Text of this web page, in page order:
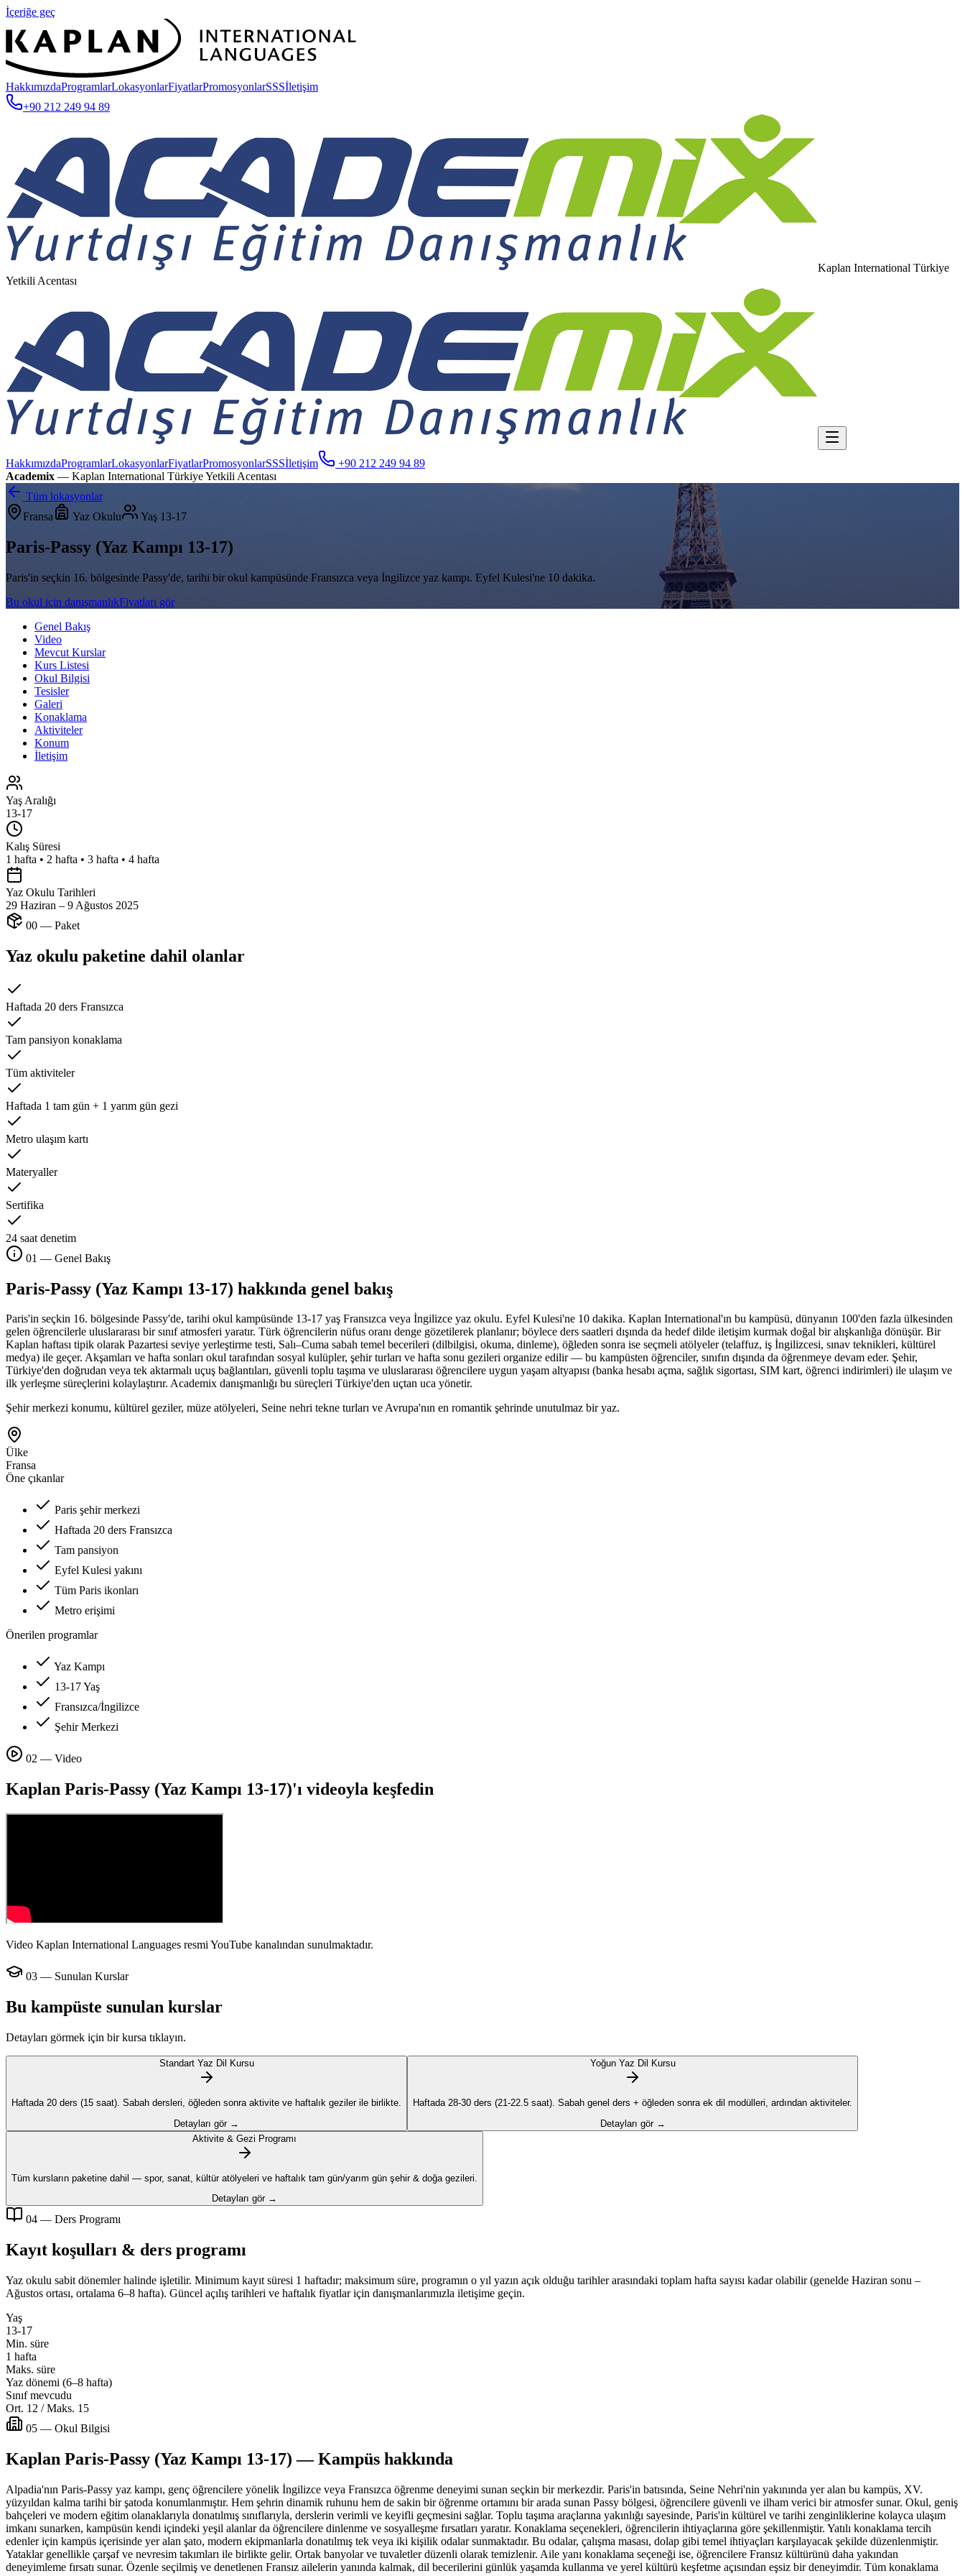
İçeriğe geç
HakkımızdaProgramlarLokasyonlarFiyatlarPromosyonlarSSSİletişim
+90 212 249 94 89
Kaplan International Türkiye
Yetkili Acentası
HakkımızdaProgramlarLokasyonlarFiyatlarPromosyonlarSSSİletişim
+90 212 249 94 89
Academix — Kaplan International Türkiye Yetkili Acentası
Tüm lokasyonlar
Fransa
Yaz Okulu Yaş 13-17
Paris-Passy (Yaz Kampı 13-17)
Paris'in seçkin 16. bölgesinde Passy'de, tarihi bir okul kampüsünde Fransızca veya İngilizce yaz kampı. Eyfel Kulesi'ne 10 dakika.
Bu okul için danışmanlıkFiyatları gör
Genel Bakış
Video
Mevcut Kurslar
Kurs Listesi
Okul Bilgisi
Tesisler
Galeri
Konaklama
Aktiviteler
Konum
İletişim
Yaş Aralığı
13-17
Kalış Süresi
1 hafta • 2 hafta • 3 hafta • 4 hafta
Yaz Okulu Tarihleri
29 Haziran – 9 Ağustos 2025
00 — Paket
Yaz okulu paketine dahil olanlar
Haftada 20 ders Fransızca
Tam pansiyon konaklama
Tüm aktiviteler
Haftada 1 tam gün + 1 yarım gün gezi
Metro ulaşım kartı
Materyaller
Sertifika
24 saat denetim
01 — Genel Bakış
Paris-Passy (Yaz Kampı 13-17) hakkında genel bakış
Paris'in seçkin 16. bölgesinde Passy'de, tarihi okul kampüsünde 13-17 yaş Fransızca veya İngilizce yaz okulu. Eyfel Kulesi'ne 10 dakika. Kaplan International'ın bu kampüsü, dünyanın 100'den fazla ülkesinden
gelen öğrencilerle uluslararası bir sınıf atmosferi yaratır. Türk öğrencilerin nüfus oranı denge gözetilerek planlanır; böylece ders saatleri dışında da hedef dilde iletişim kurmak doğal bir alışkanlığa dönüşür. Bir
Kaplan haftası tipik olarak Pazartesi seviye yerleştirme testi, Salı–Cuma sabah temel becerileri (dilbilgisi, okuma, dinleme), öğleden sonra ise seçmeli atölyeler (telaffuz, iş İngilizcesi, sınav teknikleri, kültürel
medya) ile geçer. Akşamları ve hafta sonları okul tarafından sosyal kulüpler, şehir turları ve hafta sonu gezileri organize edilir — bu kampüsten öğrenciler, sınıfın dışında da öğrenmeye devam eder. Şehir,
Türkiye'den doğrudan veya tek aktarmalı uçuş bağlantıları, güvenli toplu taşıma ve uluslararası öğrencilere uygun yaşam altyapısı (banka hesabı açma, sağlık sigortası, SIM kart, öğrenci indirimleri) ile ulaşım ve
ilk yerleşme süreçlerini kolaylaştırır. Academix danışmanlığı bu süreçleri Türkiye'den uçtan uca yönetir.
Şehir merkezi konumu, kültürel geziler, müze atölyeleri, Seine nehri tekne turları ve Avrupa'nın en romantik şehrinde unutulmaz bir yaz.
Ülke
Fransa
Öne çıkanlar
Paris şehir merkezi
Haftada 20 ders Fransızca
Tam pansiyon
Eyfel Kulesi yakını
Tüm Paris ikonları
Metro erişimi
Önerilen programlar
Yaz Kampı
13-17 Yaş
Fransızca/İngilizce
Şehir Merkezi
02 — Video
Kaplan Paris-Passy (Yaz Kampı 13-17)'ı videoyla keşfedin
Video Kaplan International Languages resmi YouTube kanalından sunulmaktadır.
03 — Sunulan Kurslar
Bu kampüste sunulan kurslar
Detayları görmek için bir kursa tıklayın.
Standart Yaz Dil Kursu
Haftada 20 ders (15 saat). Sabah dersleri, öğleden sonra aktivite ve haftalık geziler ile birlikte.
Detayları gör →
Yoğun Yaz Dil Kursu
Haftada 28-30 ders (21-22.5 saat). Sabah genel ders + öğleden sonra ek dil modülleri, ardından aktiviteler.
Detayları gör →
Aktivite & Gezi Programı
Tüm kursların paketine dahil — spor, sanat, kültür atölyeleri ve haftalık tam gün/yarım gün şehir & doğa gezileri.
Detayları gör →
04 — Ders Programı
Kayıt koşulları & ders programı
Yaz okulu sabit dönemler halinde işletilir. Minimum kayıt süresi 1 haftadır; maksimum süre, programın o yıl yazın açık olduğu tarihler arasındaki toplam hafta sayısı kadar olabilir (genelde Haziran sonu –
Ağustos ortası, ortalama 6–8 hafta). Güncel açılış tarihleri ve haftalık fiyatlar için danışmanlarımızla iletişime geçin.
Yaş
13-17
Min. süre
1 hafta
Maks. süre
Yaz dönemi (6–8 hafta)
Sınıf mevcudu
Ort. 12 / Maks. 15
05 — Okul Bilgisi
Kaplan Paris-Passy (Yaz Kampı 13-17) — Kampüs hakkında
Alpadia'nın Paris-Passy yaz kampı, genç öğrencilere yönelik İngilizce veya Fransızca öğrenme deneyimi sunan seçkin bir merkezdir. Paris'in batısında, Seine Nehri'nin yakınında yer alan bu kampüs, XV.
yüzyıldan kalma tarihi bir şatoda konumlanmıştır. Hem şehrin dinamik ruhunu hem de sakin bir öğrenme ortamını bir arada sunan Passy bölgesi, öğrencilere güvenli ve ilham verici bir atmosfer sunar. Okul, geniş
bahçeleri ve modern eğitim olanaklarıyla donatılmış sınıflarıyla, derslerin verimli ve keyifli geçmesini sağlar. Toplu taşıma araçlarına yakınlığı sayesinde, Paris'in kültürel ve tarihi zenginliklerine kolayca ulaşım
imkanı sunarken, kampüsün kendi içindeki yeşil alanlar da öğrencilere dinlenme ve sosyalleşme fırsatları yaratır. Konaklama seçenekleri, öğrencilerin ihtiyaçlarına göre şekillenmiştir. Yatılı konaklama tercih
edenler için kampüs içerisinde yer alan şato, modern ekipmanlarla donatılmış tek veya iki kişilik odalar sunmaktadır. Bu odalar, çalışma masası, dolap gibi temel ihtiyaçları karşılayacak şekilde düzenlenmiştir.
Yataklar genellikle çarşaf ve nevresim takımları ile birlikte gelir. Ortak banyolar ve tuvaletler düzenli olarak temizlenir. Aile yanı konaklama seçeneği ise, öğrencilere Fransız kültürünü daha yakından
deneyimleme fırsatı sunar. Özenle seçilmiş ve denetlenen Fransız ailelerin yanında kalmak, dil becerilerini günlük yaşamda kullanma ve yerel kültürü keşfetme açısından eşsiz bir deneyimdir. Tüm konaklama